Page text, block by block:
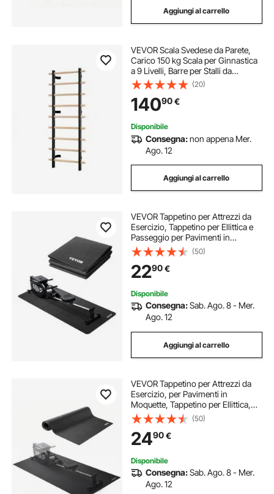
Aggiungi al carrello
VEVOR Scala Svedese da Parete,
Carico 150 kg Scala per Ginnastica
a 9 Livelli, Barre per Stalli da
Ginnastica in Legno Massello e
Acciaio al Carbonio, per Accessori
Cremagliera di Potenza 80 x 80 mm
(20)
14090€
Disponibile
Consegna:non appena Mer.
Ago. 12
Aggiungi al carrello
VEVOR Tappetino per Attrezzi da
Esercizio, Tappetino per Ellittica e
Passeggio per Pavimenti in
Moquette, Protezione Alta Densità
Impermeabile Antiscivolo per
Palestra Domestica, 6 x 610 x 1730
mm
(50)
2290€
Disponibile
Consegna:Sab. Ago. 8 - Mer.
Ago. 12
Aggiungi al carrello
VEVOR Tappetino per Attrezzi da
Esercizio, per Pavimenti in
Moquette, Tappetino per Ellittica,
Vogatore, Protezione Impermeabile
Antiscivolo per Palestra Domestica,
900 x 2000 x 4 mm
(50)
2490€
Disponibile
Consegna:Sab. Ago. 8 - Mer.
Ago. 12